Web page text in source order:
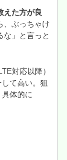
えた方が良
、ぶっちゃけ
な」と言っと
対応以降）
して高い。狙
体的に